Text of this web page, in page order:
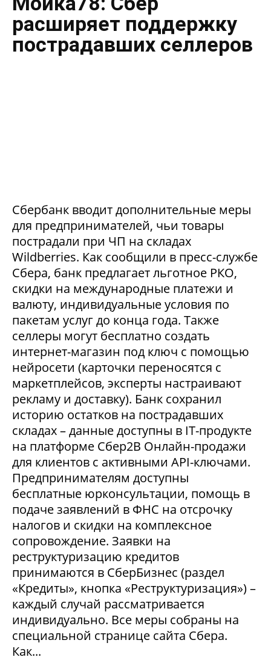
расширяет поддержку
пострадавших селлеров
Сбербанк вводит дополнительные меры
для предпринимателей, чьи товары
пострадали при ЧП на складах
Wildberries. Как сообщили в пресс-службе
Сбера, банк предлагает льготное РКО,
скидки на международные платежи и
валюту, индивидуальные условия по
пакетам услуг до конца года. Также
селлеры могут бесплатно создать
интернет-магазин под ключ с помощью
нейросети (карточки переносятся с
маркетплейсов, эксперты настраивают
рекламу и доставку). Банк сохранил
историю остатков на пострадавших
складах – данные доступны в IT-продукте
на платформе Сбер2В Онлайн-продажи
для клиентов с активными API-ключами.
Предпринимателям доступны
бесплатные юрконсультации, помощь в
подаче заявлений в ФНС на отсрочку
налогов и скидки на комплексное
сопровождение. Заявки на
реструктуризацию кредитов
принимаются в СберБизнес (раздел
«Кредиты», кнопка «Реструктуризация») –
каждый случай рассматривается
индивидуально. Все меры собраны на
специальной странице сайта Сбера.
Как...